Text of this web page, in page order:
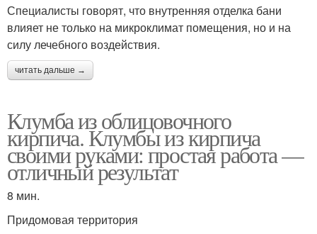
Специалисты говорят, что внутренняя отделка бани
влияет не только на микроклимат помещения, но и на
силу лечебного воздействия.
читать дальше →
Клумба из облицовочного
кирпича. Клумбы из кирпича
своими руками: простая работа —
отличный результат
8 мин.
Придомовая территория